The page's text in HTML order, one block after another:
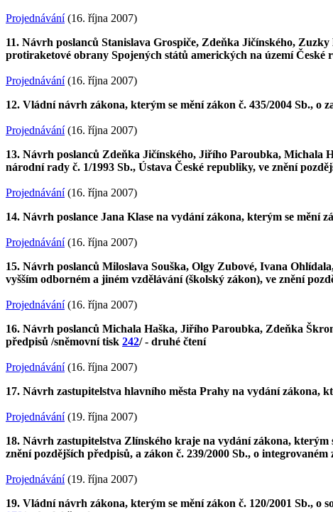
Projednávání(16. října 2007)
11. Návrh poslanců Stanislava Grospiče, Zdeňka Jičínského,
protiraketové obrany Spojených států amerických na území České
Projednávání(16. října 2007)
12. Vládní návrh zákona, kterým se mění zákon č. 435/2004 Sb., o
Projednávání(16. října 2007)
13. Návrh poslanců Zdeňka Jičínského, Jiřího Paroubka, Michala
národní rady č. 1/1993 Sb., Ústava České republiky, ve znění
Projednávání(16. října 2007)
14. Návrh poslance Jana Klase na vydání zákona, kterým se mění
Projednávání(16. října 2007)
15. Návrh poslanců Miloslava Souška, Olgy Zubové, Ivana
vyšším odborném a jiném vzdělávání (školský zákon), ve znění
Projednávání(16. října 2007)
16. Návrh poslanců Michala Haška, Jiřího Paroubka, Zdeňka
předpisů /sněmovní tisk 242/ - druhé čtení
Projednávání(16. října 2007)
17. Návrh zastupitelstva hlavního města Prahy na vydání zákona,
Projednávání(19. října 2007)
18. Návrh zastupitelstva Zlínského kraje na vydání zákona, kterým
znění pozdějších předpisů, a zákon č. 239/2000 Sb., o
Projednávání(19. října 2007)
19. Vládní návrh zákona, kterým se mění zákon č. 120/2001 Sb., o